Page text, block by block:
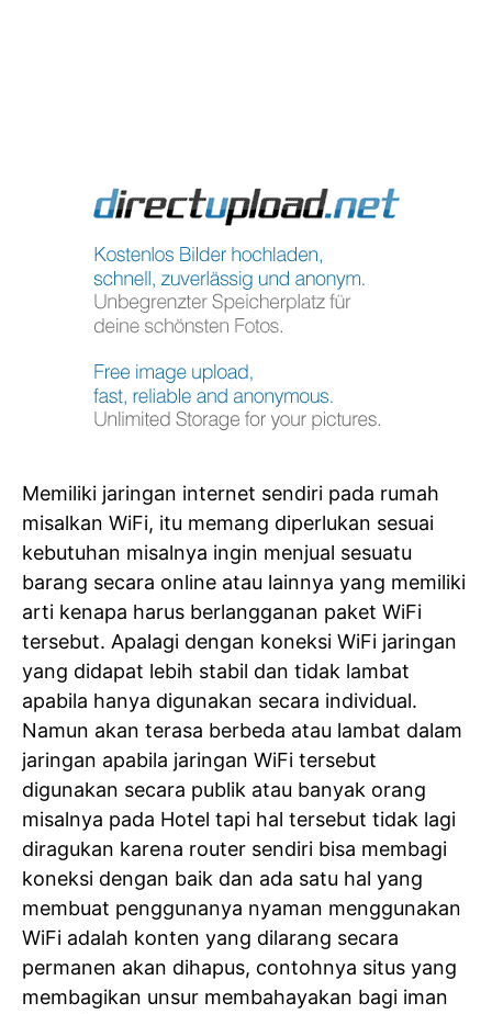
Memiliki jaringan internet sendiri pada rumah
misalkan WiFi, itu memang diperlukan sesuai
kebutuhan misalnya ingin menjual sesuatu
barang secara online atau lainnya yang memiliki
arti kenapa harus berlangganan paket WiFi
tersebut. Apalagi dengan koneksi WiFi jaringan
yang didapat lebih stabil dan tidak lambat
apabila hanya digunakan secara individual.
Namun akan terasa berbeda atau lambat dalam
jaringan apabila jaringan WiFi tersebut
digunakan secara publik atau banyak orang
misalnya pada Hotel tapi hal tersebut tidak lagi
diragukan karena router sendiri bisa membagi
koneksi dengan baik dan ada satu hal yang
membuat penggunanya nyaman menggunakan
WiFi adalah konten yang dilarang secara
permanen akan dihapus, contohnya situs yang
membagikan unsur membahayakan bagi iman